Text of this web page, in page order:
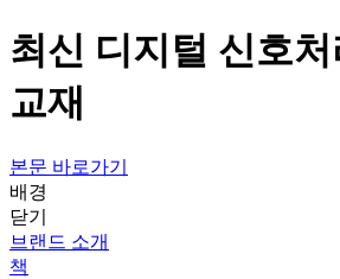
최신 디지털 신호
교재
본문 바로가기
배경
닫기
브랜드 소개
책